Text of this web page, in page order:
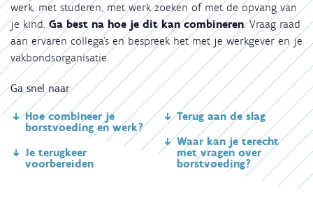
werk, met studeren, met werk zoeken of met de opvang van
je kind.Ga best na hoe je dit kan combineren. Vraag raad
aan ervaren collega’s en bespreek het met je werkgever en je
vakbondsorganisatie.
Ga snel naar
Hoe combineer je
borstvoeding en werk?
Je terugkeer
voorbereiden
Terug aan de slag
Waar kan je terecht
met vragen over
borstvoeding?